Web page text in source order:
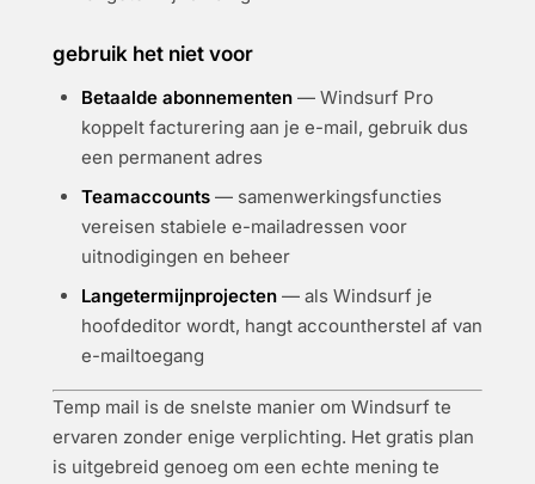
gebruik het niet voor
Betaalde abonnementen — Windsurf Pro
koppelt facturering aan je e-mail, gebruik dus
een permanent adres
Teamaccounts — samenwerkingsfuncties
vereisen stabiele e-mailadressen voor
uitnodigingen en beheer
Langetermijnprojecten — als Windsurf je
hoofdeditor wordt, hangt accountherstel af van
e-mailtoegang
Temp mail is de snelste manier om Windsurf te
ervaren zonder enige verplichting. Het gratis plan
is uitgebreid genoeg om een echte mening te